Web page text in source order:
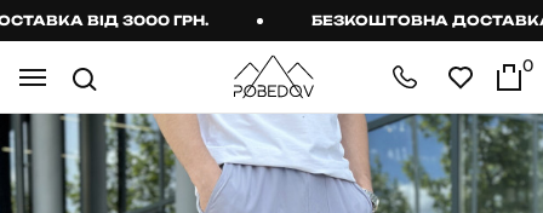
ВІД 3000 ГРН. БЕЗКОШТОВНА ДОСТАВКА
0